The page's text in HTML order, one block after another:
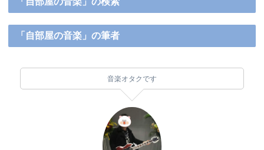
「自部屋の音楽」の筆者
音楽オタクです